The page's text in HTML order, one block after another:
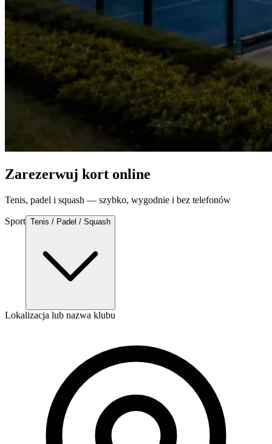
Zarezerwuj kort online
Tenis, padel i squash — szybko, wygodnie i bez telefonów
Sport Tenis / Padel / Squash
Lokalizacja lub nazwa klubu